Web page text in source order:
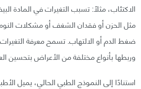
الاكتئاب، مثلًا: تسبب التغيرات في المادة
مثل الحزن أو فقدان الشغف أو مشكلات
ضغط الدم أو الالتهاب. تسمح معرفة التغيرات
وربطها بأنواع مختلفة من الأعراض بتحسين
استنادًا إلى النموذج الطبي الحالي، يميل